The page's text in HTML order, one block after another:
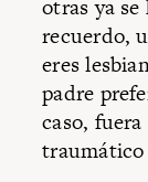
otras ya
recuerdo,
eres
padre
caso,
traumático